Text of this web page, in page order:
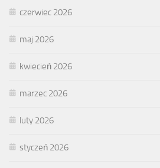
czerwiec 2026
maj 2026
kwiecień 2026
marzec 2026
luty 2026
styczeń 2026